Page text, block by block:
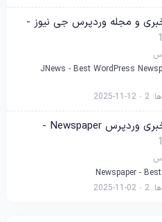
خبری و مجله وردپرس جی نیوز -
JNews - Best WordPress
2
2025-11-12
دانلود قالب خبری وردپرس Newspaper -
Newspaper -
2
2025-11-02